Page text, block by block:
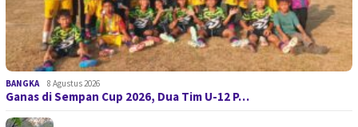
BANGKA 8 Agustus 2026
Ganas di Sempan Cup 2026, Dua Tim U-12 P…